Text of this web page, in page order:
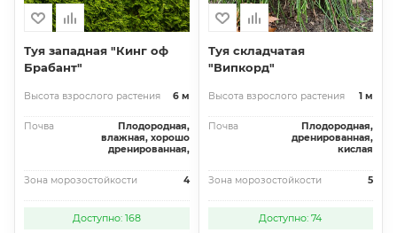
Туя западная "Кинг оф
Брабант"
Высота взрослого растения 6 м
Почва
Плодородная,
влажная, хорошо
дренированная,
Зона морозостойкости 4
Доступно: 168
Туя складчатая
"Випкорд"
Высота взрослого растения 1 м
Почва
Плодородная,
дренированная,
кислая
Зона морозостойкости 5
Доступно: 74